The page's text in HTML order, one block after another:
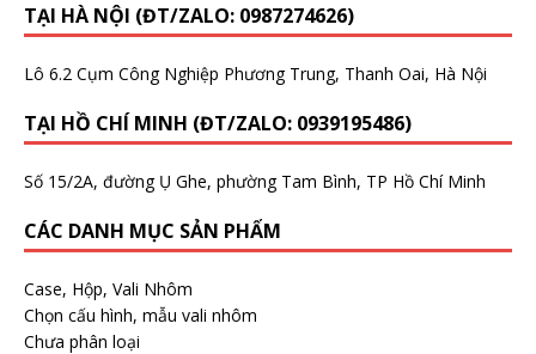
TẠI HÀ NỘI (ĐT/ZALO: 0987274626)
Lô 6.2 Cụm Công Nghiệp Phương Trung, Thanh Oai, Hà Nội
TẠI HỒ CHÍ MINH (ĐT/ZALO: 0939195486)
Số 15/2A, đường Ụ Ghe, phường Tam Bình, TP Hồ Chí Minh
CÁC DANH MỤC SẢN PHẨM
Case, Hộp, Vali Nhôm
Chọn cấu hình, mẫu vali nhôm
Chưa phân loại